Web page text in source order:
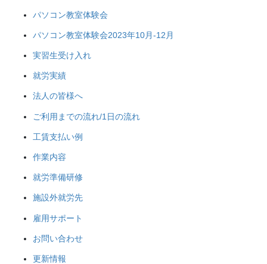
パソコン教室体験会
パソコン教室体験会2023年10月-12月
実習生受け入れ
就労実績
法人の皆様へ
ご利用までの流れ/1日の流れ
工賃支払い例
作業内容
就労準備研修
施設外就労先
雇用サポート
お問い合わせ
更新情報